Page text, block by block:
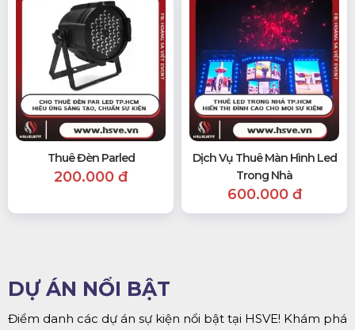
Thuê Đèn Parled
200.000 đ
Dịch Vụ Thuê Màn Hình Led
Trong Nhà
600.000 đ
DỰ ÁN NỔI BẬT
Điểm danh các dự án sự kiện nổi bật tại HSVE! Khám phá